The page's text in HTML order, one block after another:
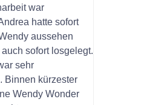
war
hatte sofort
aussehen
sofort losgelegt.
sehr
Binnen kürzester
Wendy Wonder